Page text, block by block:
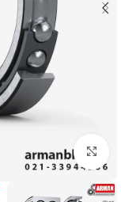
بزرگنمایی تصویر